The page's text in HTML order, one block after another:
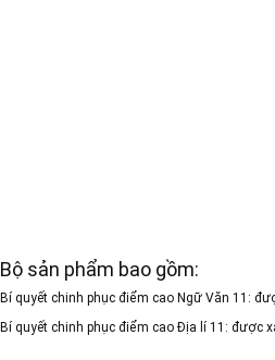
Bộ sản phẩm bao gồm:
Bí quyết chinh phục điểm cao Ngữ Văn 11:
Bí quyết chinh phục điểm cao Địa lí 11: được